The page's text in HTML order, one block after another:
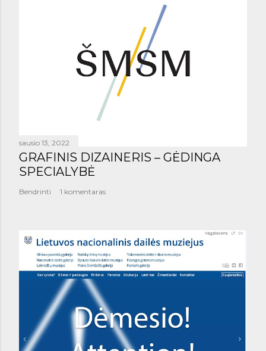
sausio 13, 2022
GRAFINIS DIZAINERIS – GĖDINGA
SPECIALYBĖ
Bendrinti 1 komentaras